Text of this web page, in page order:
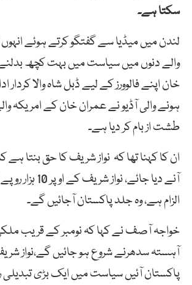
سکتا ہے۔
لندن میں میڈیا سے گفتگو کرتے ہوئے
والے دنوں میں سیاست میں بہت کچھ
خان اپنے فالوورز کے لیے ڈبل شاہ والا کردار
ہونے والی آڈیو نے عمران خان کے امریکہ
طشت از بام کر دیا ہے۔
ان کا کہنا تھا کہ نواز شریف کا حق بنتا ہے
آنے دیا جائے، نواز
الزام ہے، وہ جلد پاکستان آجائیں گے۔
خواجہ آصف نے کہا کہ نومبر کے قریب
آہستہ سدھرنے شروع ہو جائیں گے،نواز
پاکستان آئیں سیاست میں ایک بڑی تبدیلی